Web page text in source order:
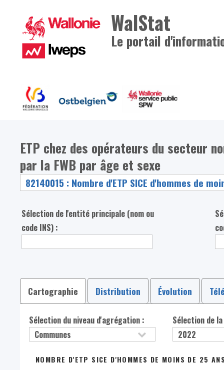
WalStat
Le portail
ETP chez des opérateurs du secteur
par la FWB par âge et sexe
Sélection de l'entité principale (nom ou
code INS) :
Cartographie Distribution Évolution
Sélection du niveau d'agrégation : Sélection de
NOMBRE D'ETP SICE D'HOMMES DE MOINS DE 25